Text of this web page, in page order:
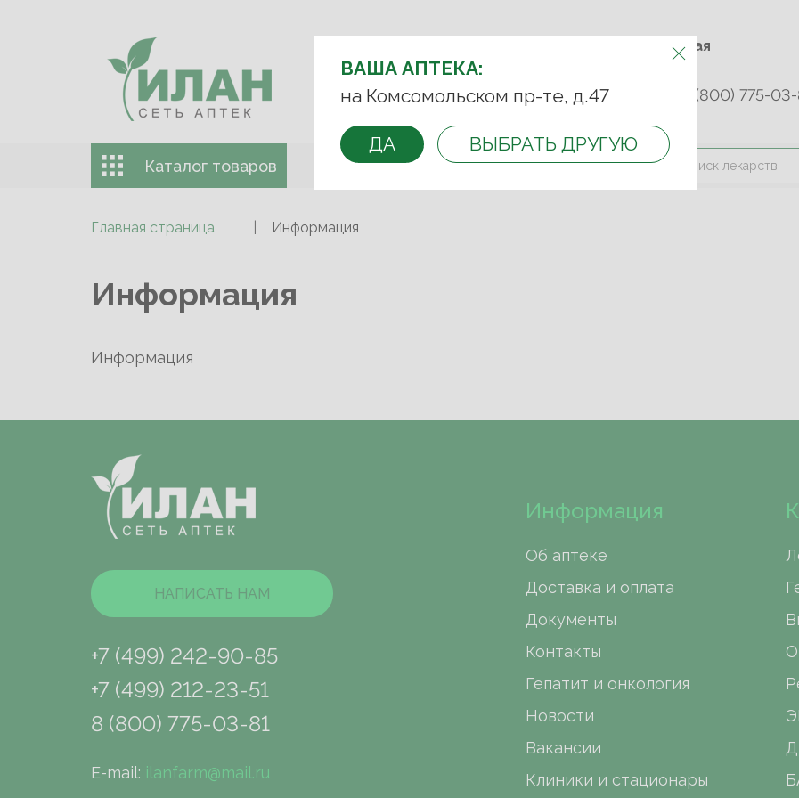
ВЫБЕРИТЕ АПТЕКУ:
м.Фрунзенская м.Спортивная
Комсомольский пр-т, д. 47
ВАША АПТЕКА:
на Комсомольском пр-те, д.47
ДА ВЫБРАТЬ ДРУГУЮ
+7 (993) 253 45 93 +7 (499) 242-90-85 8 (800) 775-03-
Каталог товаров Доставка и оплата Контакты Акции
Главная страница Информация
Информация
Информация
НАПИСАТЬ НАМ
+7 (499) 242-90-85
+7 (499) 212-23-51
8 (800) 775-03-81
E-mail: ilanfarm@mail.ru
Информация
Об аптеке
Доставка и оплата
Документы
Контакты
Гепатит и онкология
Новости
Вакансии
Клиники и стационары